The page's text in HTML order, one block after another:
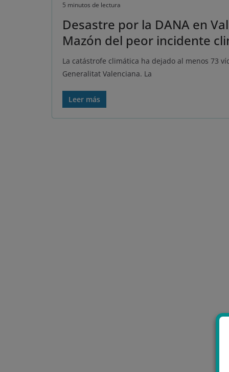
5 minutos de lectura
Desastre por la DANA en
Mazón del peor incidente
La catástrofe climática ha dejado al menos 73
Generalitat Valenciana. La
Leer más